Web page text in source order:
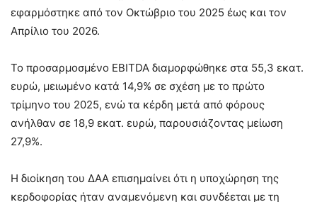
εφαρμόστηκε από τον Οκτώβριο του 2025 έως και τον
Απρίλιο του 2026.
Το προσαρμοσμένο EBITDA διαμορφώθηκε στα 55,3 εκατ.
ευρώ, μειωμένο κατά 14,9% σε σχέση με το πρώτο
τρίμηνο του 2025, ενώ τα κέρδη μετά από φόρους
ανήλθαν σε 18,9 εκατ. ευρώ, παρουσιάζοντας μείωση
27,9%.
Η διοίκηση του ΔΑΑ επισημαίνει ότι η υποχώρηση της
κερδοφορίας ήταν αναμενόμενη και συνδέεται με τη